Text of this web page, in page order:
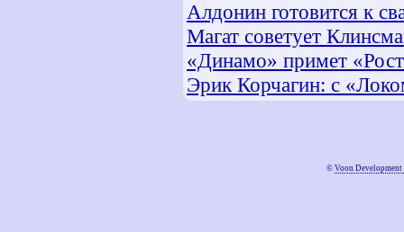
Алдонин готовится к
Магат советует
«Динамо» примет
Эрик Корчагин: с
© Voon Development